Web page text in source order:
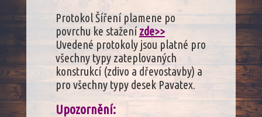
Protokol Šíření plamene po
povrchu ke staženízde>>
Uvedené protokoly jsou platné pro
všechny typy zateplovaných
konstrukcí (zdivo a dřevostavby) a
pro všechny typy desek Pavatex.
Upozornění: